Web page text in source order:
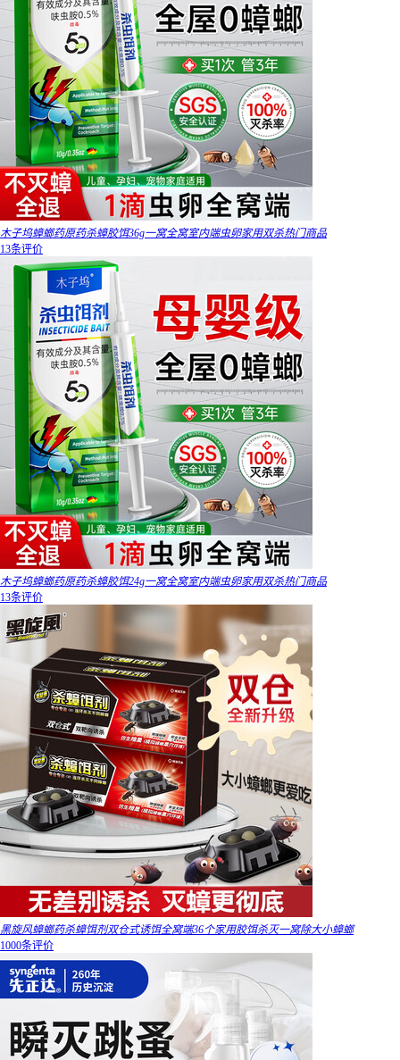
木子坞蟑螂药原药杀蟑胶饵36g一窝全窝室内端虫卵家用双杀热门商品
13条评价
木子坞蟑螂药原药杀蟑胶饵24g一窝全窝室内端虫卵家用双杀热门商品
13条评价
黑旋风蟑螂药杀蟑饵剂双仓式诱饵全窝端36个家用胶饵杀灭一窝除大小蟑螂
1000条评价